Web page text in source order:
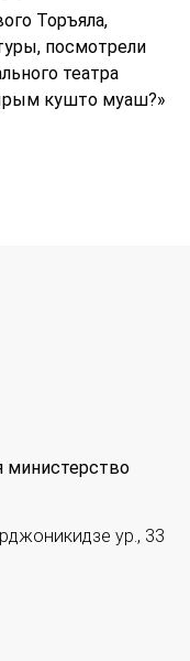
Торъяла,
посмотрели
театра
кушто муаш?»
министерство
ур., 33